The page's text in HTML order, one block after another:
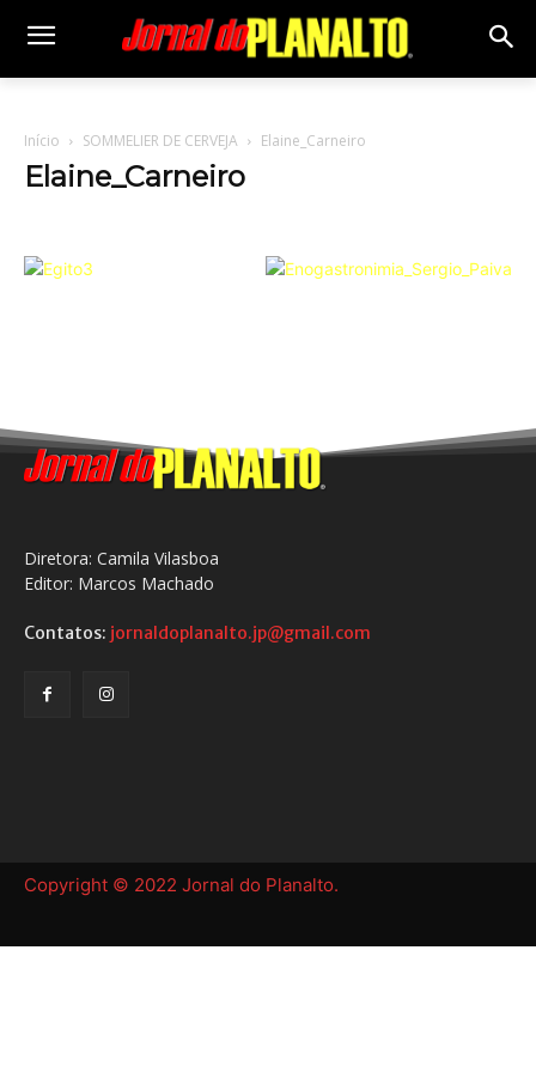
Início SOMMELIER DE CERVEJA Elaine_Carneiro
Elaine_Carneiro
Diretora: Camila Vilasboa
Editor: Marcos Machado
Contatos: jornaldoplanalto.jp@gmail.com
Copyright © 2022 Jornal do Planalto.